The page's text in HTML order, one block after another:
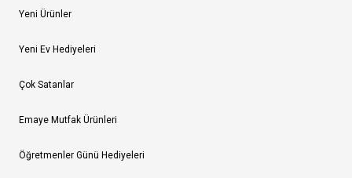
Yeni Ürünler
Yeni Ev Hediyeleri
Çok Satanlar
Emaye Mutfak Ürünleri
Öğretmenler Günü Hediyeleri